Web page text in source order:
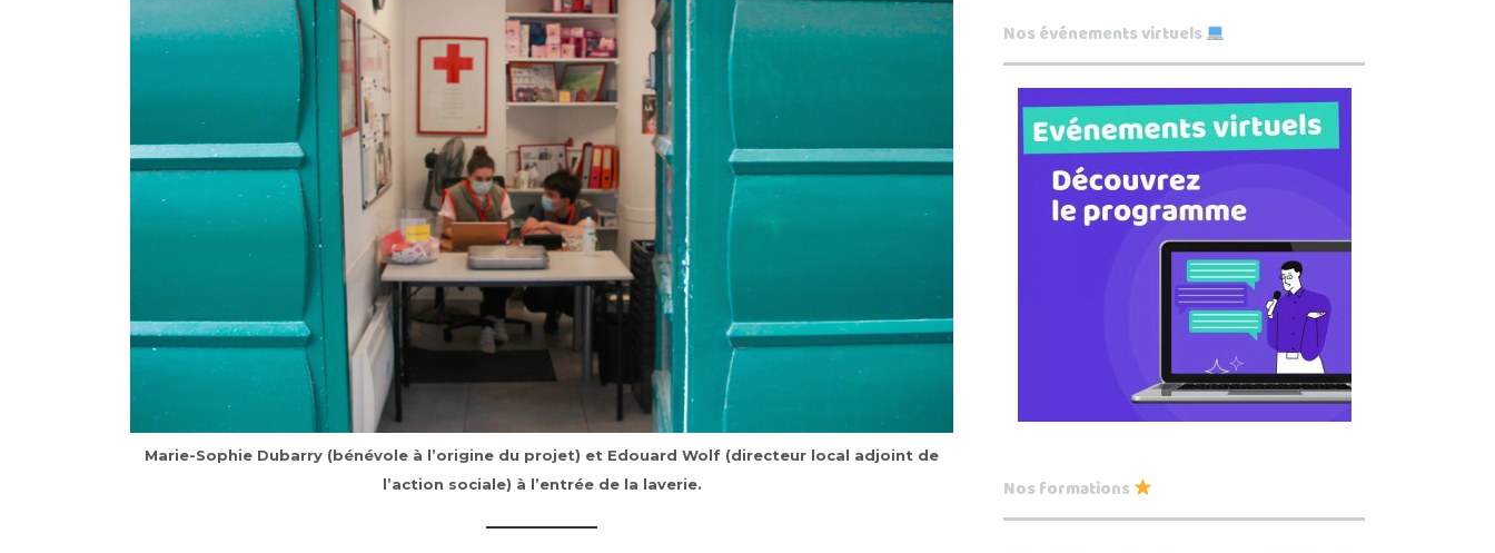
Marie-Sophie Dubarry (bénévole à l’origine du projet) et Edouard Wolf (directeur local adjoint de
l’action sociale) à l’entrée de la laverie.
Nos événements virtuels
Nos formations